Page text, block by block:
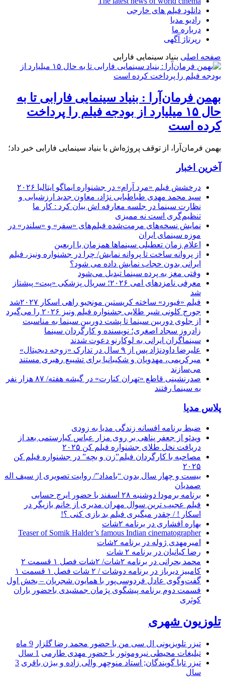
دانلود فیلم های خارجی
رادیو مدیا
درباره ما
رپرتاژ آگهی
صفحه اصلی بنیاد سینمایی فارابی
بهمن فرمان‌آرا : بنیاد سینمایی فارابی تا به
حال ۱۵ میلیارد از بودجه فیلم را پرداخت
کرده است
بهمن فرمان‌آرا، از توقف پروژه‌اش با بنیاد سینمایی فارابی خبر داد؛
آخرین اخبار
درخشش فیلم «مرد آرام» در جشنواره ایماگو ایتالیا ۲۰۲۶
سید محمد مهدی طباطبایی نژاد، معاون جدید ارزشیابی و
نظارت سینما در جلسه معارفه اش بیان کرد : کار ما
تنظیم‌گری است نه ممیزی
نمایش نسخه‌های مرمت‌شده فیلم‌های «سفر» و «سلندر» در
موزه سینمای ایران
اعلام زمان تعطیلی سینماها همزمان با اربعین
از پروانه ساخت تا پروانه نمایش/ چرا در جشنواره ونیز، فیلم
ایرانی بدون حجاب نمایش داده می شود؟
وقتی مغز به پرده سینما تبدیل می‌شود
معرفی نامزدهای امی ۲۰۲۶؛ سریال پزشکی «پیت» پیشتاز
شد
فیلم «فیورد» ساخته کریستین مونجیو راهی اسکار ۲۰۲۷شد
جورج کلونی شیر طلایی جشنواره فیلم ونیز ۲۰۲۶ را می‌گیرد
از جلوی دوربین سینما تا پشت دوربین سینما به مناسبت
زادروز سجاد اصغری؛ نویسنده و کارگردان سینما
سینماگران ایرانی به لوکارنو دعوت شدند
علیرضا داودنژاد پس از ۹ سال در تدارک «زوجه دیجیتال»
میرکریمی، مهدویان و شکیبانیا برای تشییع رهبری مستند
می‌سازند
صدرنشینی قاطع «تهران کنارت» در گیشه هفته/ ۸۷ هزار نفر
به سینما رفتند
پلاس مدیا
ضبط برنامه افسانه زندگی مدیا به زودی
ویدئو از جعفر پناهی بر روی مزار عباس کیارستمی بعد از
دریافت نخل طلای جشنواره فیلم کن ۲۰۲۵
مصاحبه با کارگردان فیلم”زن و بچه” در جشنواره فیلم کن
۲۰۲۵
بیست و چهار سال بدون “بامداد”/ روایت تصویری از سیف اله
صمدیان
برنامه برمودا دوشنبه ۲۸ اسفند با حضور ایرج حسابی
فیلم عجیب ترین سوال مهران مدیری از خانم بازیگر در
اسکار ! / چقدر میگیری فیلم بد بازی کنی ؟!
بهاره افشاری در برنامه ۲شات
Teaser of Somik Halder’s famous Indian cinematographer
امیرمهدی ژوله در برنامه ۲شات
رضا کیانیان در برنامه ۲ شات
محمد بحرانی در برنامه ۲شات/ ۲شات فصل ۱ قسمت ۲
کامبیز دیرباز در برنامه دوشات / ۲ شات فصل ۱ قسمت ۱
گفت‌وگوی عادل فردوسی‌پور با همایون شجریان – بخش اول
قسمت دوم برنامه پیشگوی پژمان جمشیدی باحضور باران
کوثری
تلوزیون شهری
تیزر تلویزیونی ال سی من با حضور محمد رضا گلزار 9 ماه
تبلیغات محیطی نیروموتور با حضور مهدی طارمی 1 سال
تیزر تابا گویندگان; استاد منوچهر والی زاده و بیژن باقری 3
سال